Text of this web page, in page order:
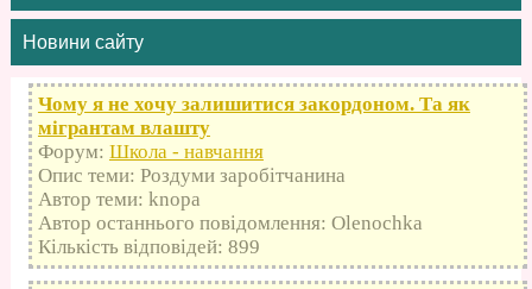
Новини сайту
Чому я не хочу залишитися закордоном. Та як
мігрантам влашту
Форум: Школа - навчання
Опис теми: Роздуми заробітчанина
Автор теми: knopa
Автор останнього повідомлення: Olenochka
Кількість відповідей: 899